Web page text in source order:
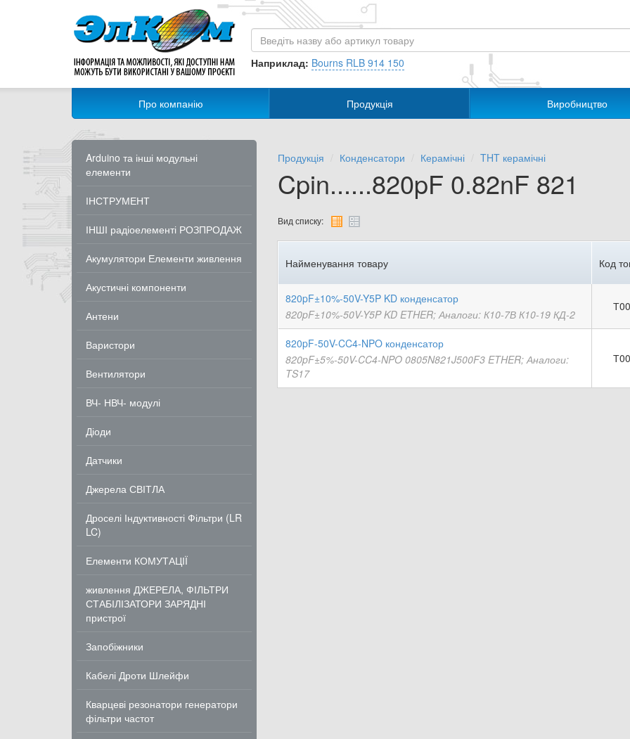
Наприклад: Bourns RLB 914 150
Про компанію Продукція Виробництво
Arduino та інші модульні
елементи
ІНСТРУМЕНТ
ІНШІ радіоелементі РОЗПРОДАЖ
Акумулятори Елементи живлення
Акустичні компоненти
Антени
Варистори
Вентилятори
ВЧ- НВЧ- модулі
Діоди
Датчики
Джерела СВІТЛА
Дроселі Індуктивності Фільтри (LR
LC)
Елементи КОМУТАЦІЇ
живлення ДЖЕРЕЛА, ФІЛЬТРИ
СТАБІЛІЗАТОРИ ЗАРЯДНІ
пристрої
Запобіжники
Кабелі Дроти Шлейфи
Кварцеві резонатори генератори
фільтри частот
Продукція Конденсатори Керамічні THT керамічні
Cpin......820pF 0.82nF 821
Вид списку:
Найменування товару Код
820pF±10%-50V-Y5P KD конденсатор
820pF±10%-50V-Y5P KD ETHER; Аналоги: К10-7В К10-19 КД-2
820pF-50V-CC4-NPO конденсатор
820pF±5%-50V-CC4-NPO 0805N821J500F3 ETHER; Аналоги:
TS17